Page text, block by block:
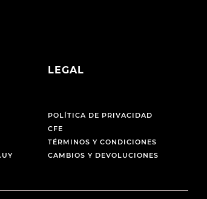
LEGAL
POLÍTICA DE PRIVACIDAD
CFE
TÉRMINOS Y CONDICIONES
CAMBIOS Y DEVOLUCIONES